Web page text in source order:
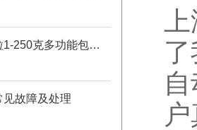
全自动棉花糖颗粒1-250克多功能包装机新型号
故障及处理